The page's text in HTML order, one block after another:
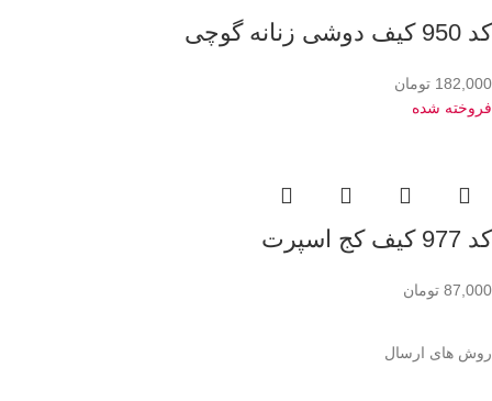
کد 950 کیف دوشی زنانه گوچی
182,000 تومان
فروخته شده
کد 977 کیف کج اسپرت
87,000 تومان
روش های ارسال